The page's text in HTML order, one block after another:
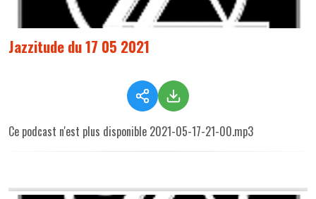
Jazzitude du 17 05 2021
Ce podcast n'est plus disponible 2021-05-17-21-00.mp3